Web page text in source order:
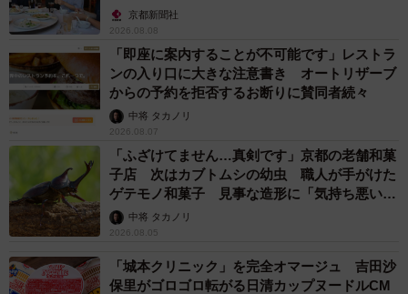
京都新聞社
2026.08.08
「即座に案内することが不可能です」レストラ
ンの入り口に大きな注意書き オートリザーブ
からの予約を拒否するお断りに賛同者続々
中将 タカノリ
2026.08.07
「ふざけてません…真剣です」京都の老舗和菓
子店 次はカブトムシの幼虫 職人が手がけた
ゲテモノ和菓子 見事な造形に「気持ち悪いく
らいリアル」
中将 タカノリ
2026.08.05
「城本クリニック」を完全オマージュ 吉田沙
保里がゴロゴロ転がる日清カップヌードルCM